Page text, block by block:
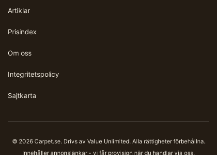
Artiklar
Prisindex
Om oss
Integritetspolicy
Sajtkarta
© 2026 Carpet.se. Drivs av Value Unlimited. Alla rättigheter förbehållna.
Innehåller annonslänkar - vi får provision när du handlar via oss.